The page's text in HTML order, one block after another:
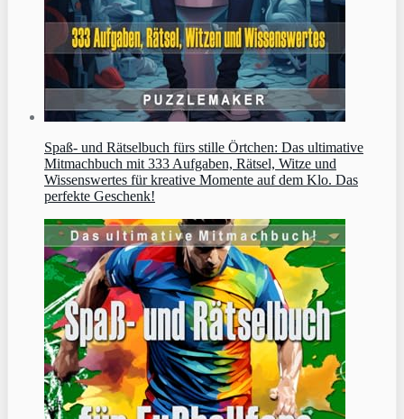
Spaß- und Rätselbuch fürs stille Örtchen: Das ultimative
Mitmachbuch mit 333 Aufgaben, Rätsel, Witze und
Wissenswertes für kreative Momente auf dem Klo. Das
perfekte Geschenk!